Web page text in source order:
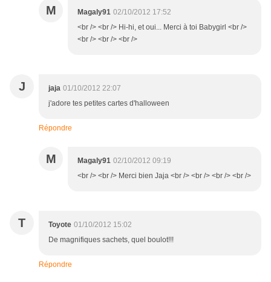
M Magaly91 02/10/2012 17:52
<br /> <br /> Hi-hi, et oui... Merci à toi Babygirl <br />
<br /> <br /> <br />
J jaja 01/10/2012 22:07
j'adore tes petites cartes d'halloween
Répondre
M Magaly91 02/10/2012 09:19
<br /> <br /> Merci bien Jaja <br /> <br /> <br /> <br />
T Toyote 01/10/2012 15:02
De magnifiques sachets, quel boulot!!!
Répondre